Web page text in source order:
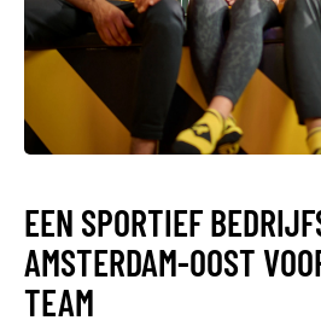
EEN SPORTIEF
AMSTERDAM-OOST
TEAM